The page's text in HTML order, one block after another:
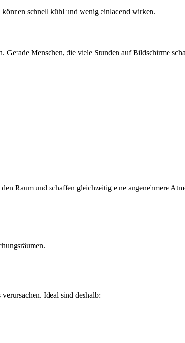
schnell kühl und wenig einladend wirken.
Menschen, die viele Stunden auf Bildschirme
Raum und schaffen gleichzeitig eine angenehmere
Ideal sind deshalb: